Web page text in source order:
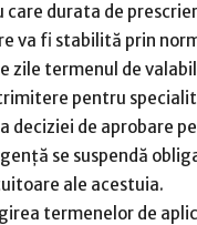
durata de
va fi stabilită prin
zile termenul de
pentru
deciziei de aprobare
se suspendă
ale acestuia.
termenelor de